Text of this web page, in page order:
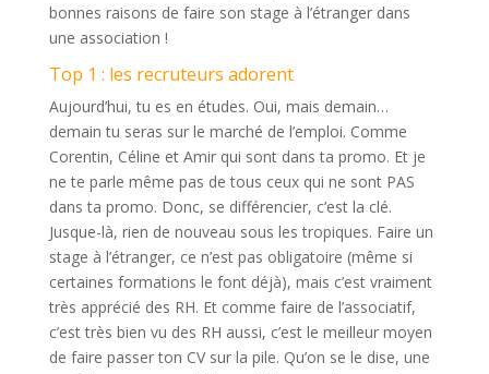
bonnes raisons de faire son stage à l’étranger dans
une association !
Top 1 : les recruteurs adorent
Aujourd’hui, tu es en études. Oui, mais demain…
demain tu seras sur le marché de l’emploi. Comme
Corentin, Céline et Amir qui sont dans ta promo. Et je
ne te parle même pas de tous ceux qui ne sont PAS
dans ta promo. Donc, se différencier, c’est la clé.
Jusque-là, rien de nouveau sous les tropiques. Faire un
stage à l’étranger, ce n’est pas obligatoire (même si
certaines formations le font déjà), mais c’est vraiment
très apprécié des RH. Et comme faire de l’associatif,
c’est très bien vu des RH aussi, c’est le meilleur moyen
de faire passer ton CV sur la pile. Qu’on se le dise, une